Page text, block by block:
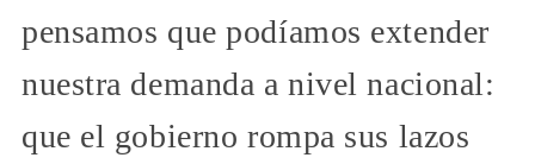
pensamos que podíamos extender
nuestra demanda a nivel nacional:
que el gobierno rompa sus lazos